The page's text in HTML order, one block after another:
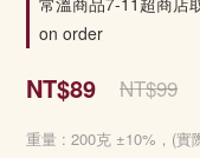
on order
NT$89 NT$99
重量 : 200克 ±10%，(實